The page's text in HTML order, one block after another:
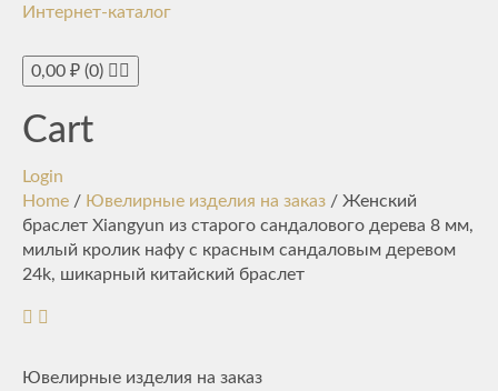
Интернет-каталог
0,00 ₽ (0)
Cart
Login
Home / Ювелирные изделия на заказ / Женский
браслет Xiangyun из старого сандалового дерева 8 мм,
милый кролик нафу с красным сандаловым деревом
24k, шикарный китайский браслет
Ювелирные изделия на заказ